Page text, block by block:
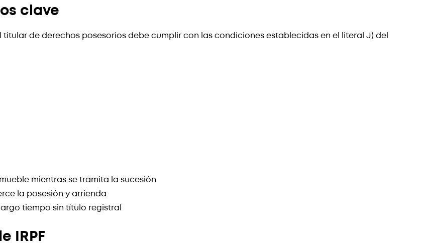
clave
de derechos posesorios debe cumplir con las condiciones establecidas en el literal J) del
mientras se tramita la sucesión
la posesión y arrienda
tiempo sin título registral
IRPF